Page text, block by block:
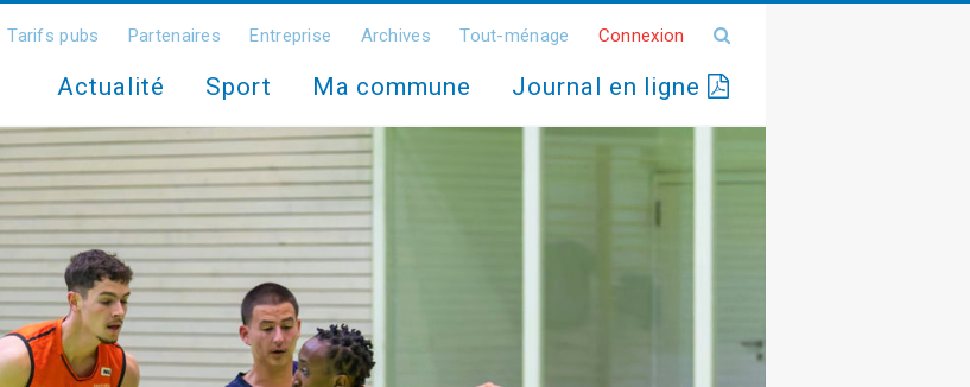
Tarifs pubs Partenaires Entreprise Archives Tout-ménage Connexion
Actualité Sport Ma commune Journal en ligne